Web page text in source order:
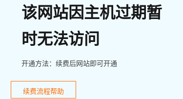
该网站因主机过期暂
时无法访问
开通方法：续费后网站即可开通
续费流程帮助